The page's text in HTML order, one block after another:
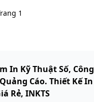
1
In Kỹ Thuật Số, Công
Cáo. Thiết Kế In
Rẻ, INKTS